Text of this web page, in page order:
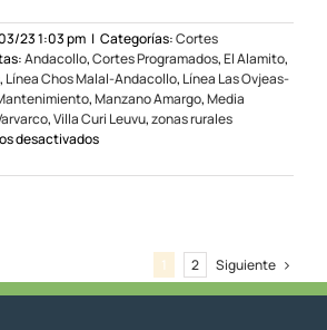
13/04/23
23 1:03 pm | Categorías:Cortes
Andacollo,Cortes Programados,El Alamito,
, Línea Chos Malal-Andacollo, Línea Las Ovjeas-
,Manzano Amargo,Media
,Villa Curi Leuvu,zonas rurales
desactivadosen
programados
el
08
1 2 Siguiente